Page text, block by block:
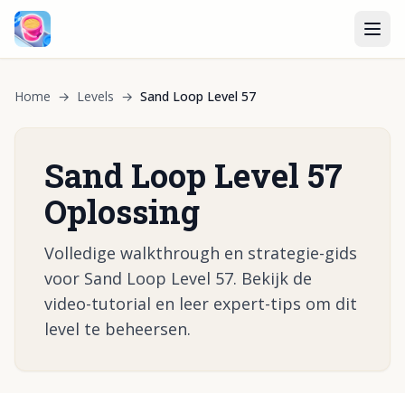
Home → Levels → Sand Loop Level 57
Sand Loop Level 57
Oplossing
Volledige walkthrough en strategie-gids
voor Sand Loop Level 57. Bekijk de
video-tutorial en leer expert-tips om dit
level te beheersen.